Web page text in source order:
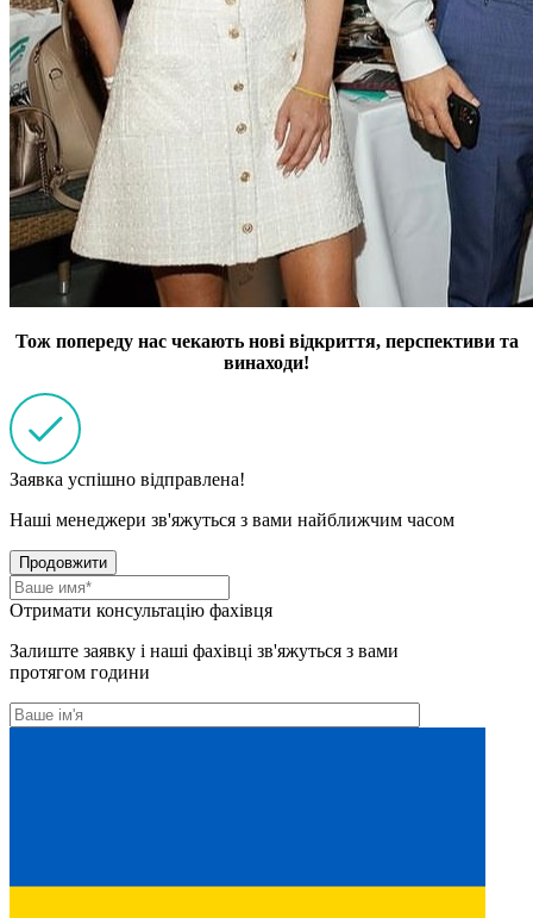
Тож попереду нас чекають нові відкриття, перспективи та
винаходи!
Заявка успішно відправлена!
Наші менеджери зв'яжуться з вами найближчим часом
Продовжити
Отримати консультацію фахівця
Залиште заявку і наші фахівці зв'яжуться з вами
протягом години